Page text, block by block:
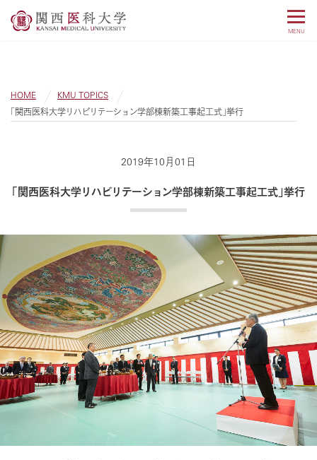
MENU
HOME
KMU TOPICS
「関西医科大学リハビリテーション学部棟新築工事起工式」挙行
2019年10月01日
「関西医科大学リハビリテーション学部棟新築工事起工式」挙行